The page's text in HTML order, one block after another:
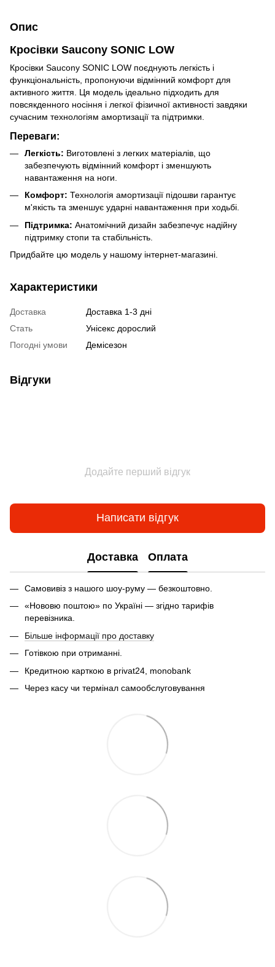
Опис
Кросівки Saucony SONIC LOW
Кросівки Saucony SONIC LOW поєднують легкість і
функціональність, пропонуючи відмінний комфорт для
активного життя. Ця модель ідеально підходить для
повсякденного носіння і легкої фізичної активності завдяки
сучасним технологіям амортизації та підтримки.
Переваги:
Легкість: Виготовлені з легких матеріалів, що
забезпечують відмінний комфорт і зменшують
навантаження на ноги.
Комфорт: Технологія амортизації підошви гарантує
м'якість та зменшує ударні навантаження при ходьбі.
Підтримка: Анатомічний дизайн забезпечує надійну
підтримку стопи та стабільність.
Придбайте цю модель у нашому інтернет-магазині.
Характеристики
Доставка
Доставка 1-3 дні
Стать
Унісекс дорослий
Погодні умови
Демісезон
Відгуки
Додайте перший відгук
Написати відгук
Доставка Оплата
Самовивіз з нашого шоу-руму — безкоштовно.
«Нововю поштою» по Україні — згідно тарифів
перевізника.
Більше інформації про доставку
Готівкою при отриманні.
Кредитною карткою в privat24, monobank
Через касу чи термінал самообслуговування